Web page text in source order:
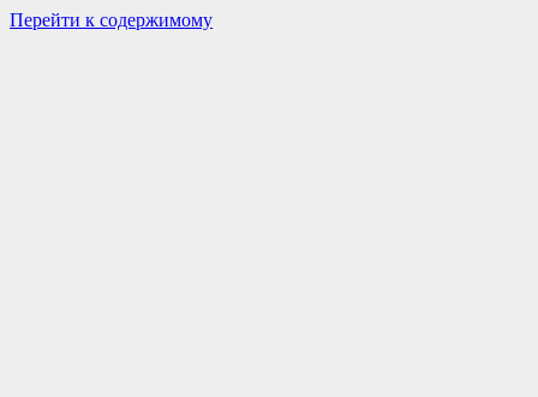
Перейти к содержимому